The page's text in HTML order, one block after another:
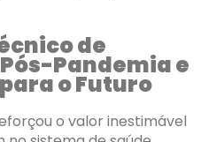
de
Pandemia e
o Futuro
o valor inestimável